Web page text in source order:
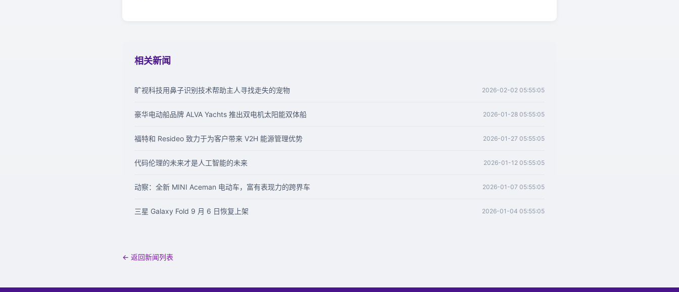
相关新闻
旷视科技用鼻子识别技术帮助主人寻找走失的宠物 2026-02-02 05:55:05
豪华电动船品牌 ALVA Yachts 推出双电机太阳能双体船 2026-01-28 05:55:05
福特和 Resideo 致力于为客户带来 V2H 能源管理优势 2026-01-27 05:55:05
代码伦理的未来才是人工智能的未来 2026-01-12 05:55:05
动察：全新 MINI Aceman 电动车，富有表现力的跨界车 2026-01-07 05:55:05
三星 Galaxy Fold 9 月 6 日恢复上架 2026-01-04 05:55:05
← 返回新闻列表